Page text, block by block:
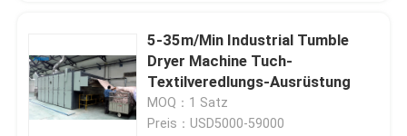
Textilveredlungs-Maschine
Spannrahmen-Rahmen-Maschine
5-35m/Min Industrial Tumble
Dryer Machine Tuch-
Textilveredlungs-Ausrüstung
MOQ：1 Satz
Preis：USD5000-59000